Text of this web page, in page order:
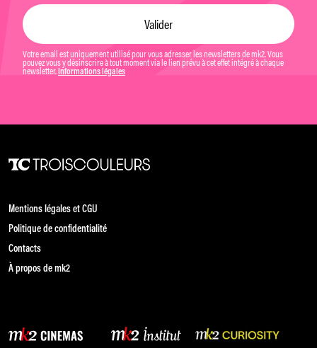
Votre email est uniquement utilisé pour vous adresser les newsletters de mk2. Vous
pouvez vous y désinscrire à tout moment via le lien prévu à cet effet intégré à chaque
newsletter. Informations légales
Mentions légales et CGU
Politique de confidentialité
Contacts
À propos de mk2